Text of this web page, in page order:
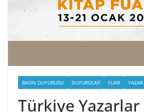
BASIN DUYURUSU DUYURULAR FUAR
Türkiye Yazarlar